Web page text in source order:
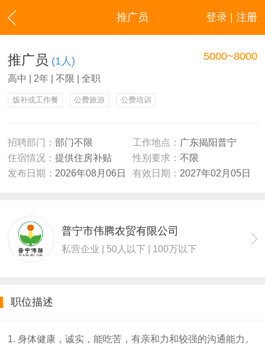
登录 | 注册
推广员
推广员 (1人) 5000~8000
高中 | 2年 | 不限 | 全职
饭补或工作餐 公费旅游 公费培训
招聘部门： 部门不限 工作地点： 广东揭阳普宁
住宿情况： 提供住房补贴 性别要求： 不限
发布日期： 2026年08月06日 有效日期： 2027年02月05日
普宁市伟腾农贸有限公司
私营企业 | 50人以下 | 100万以下
职位描述
1. 身体健康，诚实，能吃苦，有亲和力和较强的沟通能力。